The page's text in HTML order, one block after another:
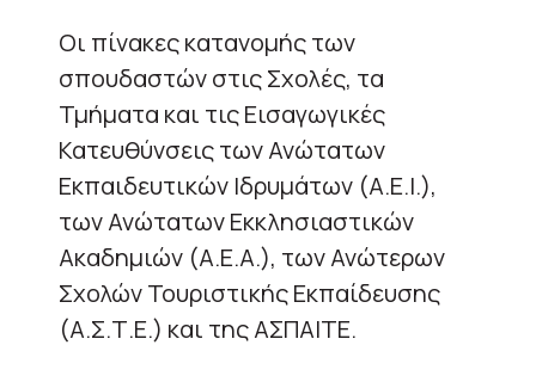
Οι πίνακες κατανομής των
σπουδαστών στις Σχολές, τα
Τμήματα και τις Εισαγωγικές
Κατευθύνσεις των Ανώτατων
Εκπαιδευτικών Ιδρυμάτων (Α.Ε.Ι.),
των Ανώτατων Εκκλησιαστικών
Ακαδημιών (Α.Ε.Α.), των Ανώτερων
Σχολών Τουριστικής Εκπαίδευσης
(Α.Σ.Τ.Ε.) και της ΑΣΠΑΙΤΕ.